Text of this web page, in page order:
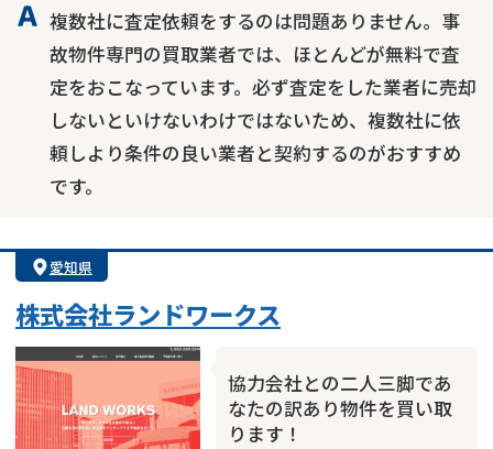
複数社に査定依頼をするのは問題ありません。事
故物件専門の買取業者では、ほとんどが無料で査
定をおこなっています。必ず査定をした業者に売却
しないといけないわけではないため、複数社に依
頼しより条件の良い業者と契約するのがおすすめ
です。
愛知県
株式会社ランドワークス
協力会社との二人三脚であ
なたの訳あり物件を買い取
ります！